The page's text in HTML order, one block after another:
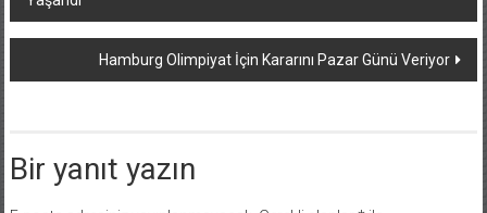
Hamburg Olimpiyat İçin Kararını Pazar Günü Veriyor
Bir yanıt yazın